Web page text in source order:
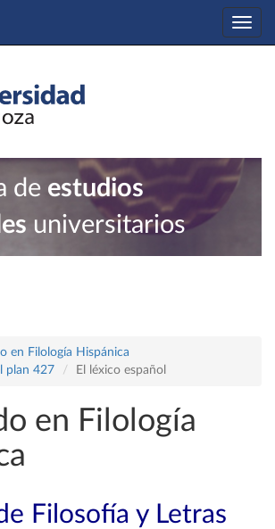
de estudios
universitarios
en Filología Hispánica
plan 427
El léxico español
en Filología
Filosofía y Letras